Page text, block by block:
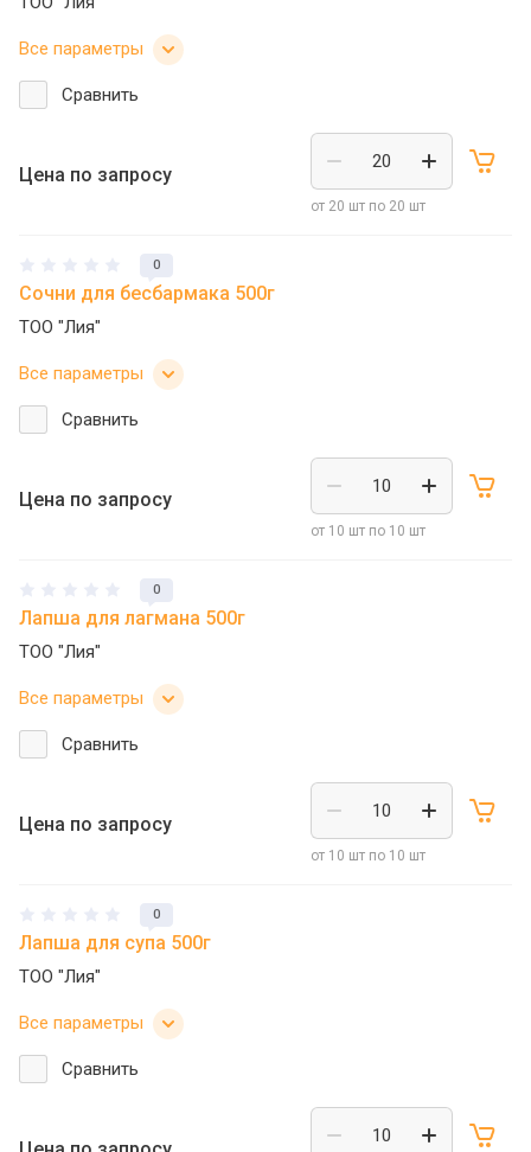
Все параметры
Сравнить
Цена по запросу
от 20 шт по 20 шт
0
Сочни для бесбармака 500г
ТОО "Лия"
Все параметры
Сравнить
Цена по запросу
от 10 шт по 10 шт
0
Лапша для лагмана 500г
ТОО "Лия"
Все параметры
Сравнить
Цена по запросу
от 10 шт по 10 шт
0
Лапша для супа 500г
ТОО "Лия"
Все параметры
Сравнить